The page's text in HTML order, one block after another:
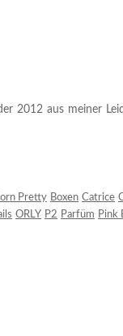
2012 aus meiner
Pretty Boxen Catrice
ORLY P2 Parfüm Pink